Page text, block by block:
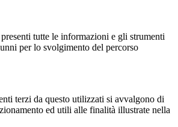
tutte le informazioni e gli strumenti
per lo svolgimento del percorso
terzi da questo utilizzati si avvalgono di
ed utili alle finalità illustrate nella